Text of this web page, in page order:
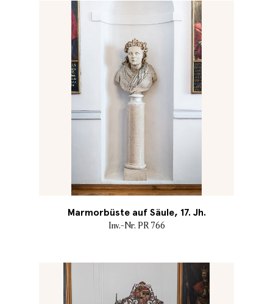
Marmorbüste auf Säule, 17. Jh.
Inv.-Nr. PR 766